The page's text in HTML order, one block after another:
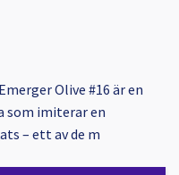
Olive #16 är en
som imiterar en
– ett av de m